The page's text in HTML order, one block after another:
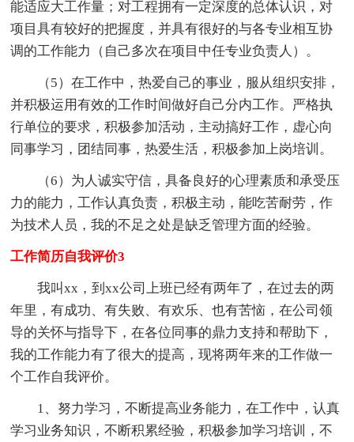
能适应大工作量；对工程拥有一定深度的总体认识，对
项目具有较好的把握度，并具有很好的与各专业相互协
调的工作能力（自己多次在项目中任专业负责人）。
（5）在工作中，热爱自己的事业，服从组织安排，
并积极运用有效的工作时间做好自己分内工作。严格执
行单位的要求，积极参加活动，主动搞好工作，虚心向
同事学习，团结同事，热爱生活，积极参加上岗培训。
（6）为人诚实守信，具备良好的心理素质和承受压
力的能力，工作认真负责，积极主动，能吃苦耐劳，作
为技术人员，我的不足之处是缺乏管理方面的经验。
工作简历自我评价3
我叫xx，到xx公司上班已经有两年了，在过去的两
年里，有成功、有失败、有欢乐、也有苦恼，在公司领
导的关怀与指导下，在各位同事的鼎力支持和帮助下，
我的工作能力有了很大的提高，现将两年来的工作做一
个工作自我评价。
1、努力学习，不断提高业务能力，在工作中，认真
学习业务知识，不断积累经验，积极参加学习培训，不